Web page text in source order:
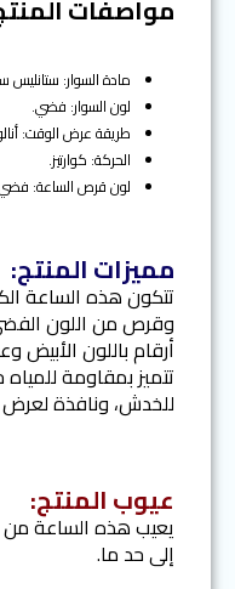
مواصفات
مادة السوار: ستانليس
لون السوار: فضي.
طريقة عرض الوقت:
الحركة: كوارتيز.
لون قرص الساعة:
مميزات المنتج:
وقرص من اللون
أرقام باللون
للخدش، ونافذة لعرض
عيوب المنتج:
يعيب هذه الساعة من
إلى حد ما.